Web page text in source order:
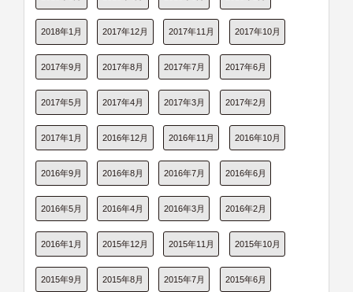
2018年1月 2017年12月 2017年11月 2017年10月
2017年9月 2017年8月 2017年7月 2017年6月
2017年5月 2017年4月 2017年3月 2017年2月
2017年1月 2016年12月 2016年11月 2016年10月
2016年9月 2016年8月 2016年7月 2016年6月
2016年5月 2016年4月 2016年3月 2016年2月
2016年1月 2015年12月 2015年11月 2015年10月
2015年9月 2015年8月 2015年7月 2015年6月